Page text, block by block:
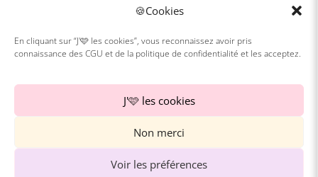
🍪Cookies
En cliquant sur “J'🩷 les cookies”, vous reconnaissez avoir pris
connaissance des CGU et de la politique de confidentialité et les acceptez.
J'🩷 les cookies
Non merci
Voir les préférences
Avis Clientes
confidentialitéet les
d'utilisation de Google